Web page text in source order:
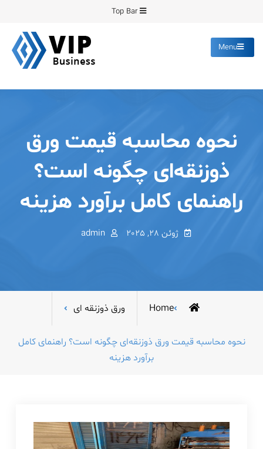
content
Top Bar
Menu
نحوه محاسبه قیمت ورق
ذوزنقه‌ای چگونه است؟
راهنمای کامل برآورد هزینه
ژوئن 28, 2025 admin
Home ورق ذوزنقه ای
نحوه محاسبه قیمت ورق ذوزنقه‌ای چگونه است؟ راهنمای کامل
برآورد هزینه